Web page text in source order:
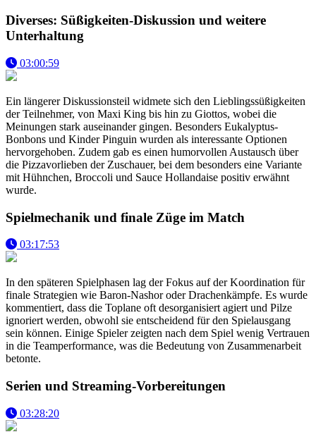
Diverses: Süßigkeiten-Diskussion und weitere
Unterhaltung
03:00:59
Ein längerer Diskussionsteil widmete sich den Lieblingssüßigkeiten
der Teilnehmer, von Maxi King bis hin zu Giottos, wobei die
Meinungen stark auseinander gingen. Besonders Eukalyptus-
Bonbons und Kinder Pinguin wurden als interessante Optionen
hervorgehoben. Zudem gab es einen humorvollen Austausch über
die Pizzavorlieben der Zuschauer, bei dem besonders eine Variante
mit Hühnchen, Broccoli und Sauce Hollandaise positiv erwähnt
wurde.
Spielmechanik und finale Züge im Match
03:17:53
In den späteren Spielphasen lag der Fokus auf der Koordination für
finale Strategien wie Baron-Nashor oder Drachenkämpfe. Es wurde
kommentiert, dass die Toplane oft desorganisiert agiert und Pilze
ignoriert werden, obwohl sie entscheidend für den Spielausgang
sein können. Einige Spieler zeigten nach dem Spiel wenig Vertrauen
in die Teamperformance, was die Bedeutung von Zusammenarbeit
betonte.
Serien und Streaming-Vorbereitungen
03:28:20